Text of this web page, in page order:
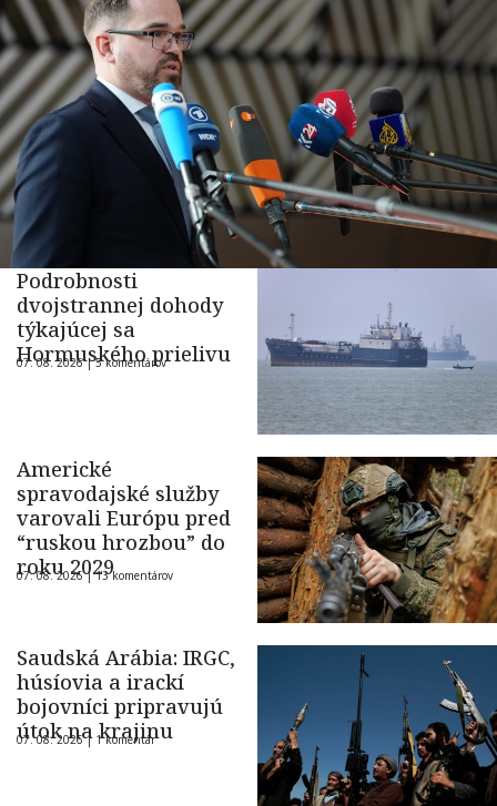
Podrobnosti
dvojstrannej dohody
týkajúcej sa
Hormuského prielivu
07. 08. 2026 |5 komentárov
Americké
spravodajské služby
varovali Európu pred
“ruskou hrozbou” do
roku 2029
07. 08. 2026 |13 komentárov
Saudská Arábia: IRGC,
húsíovia a irackí
bojovníci pripravujú
útok na krajinu
07. 08. 2026 | 1 komentár